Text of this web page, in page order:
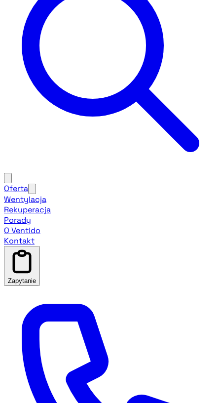
Oferta
Wentylacja
Rekuperacja
Porady
O Ventido
Kontakt
Zapytanie